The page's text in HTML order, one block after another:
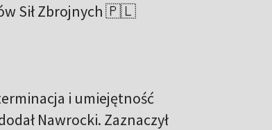
Sił Zbrojnych 🇵🇱
i umiejętność
Nawrocki. Zaznaczył